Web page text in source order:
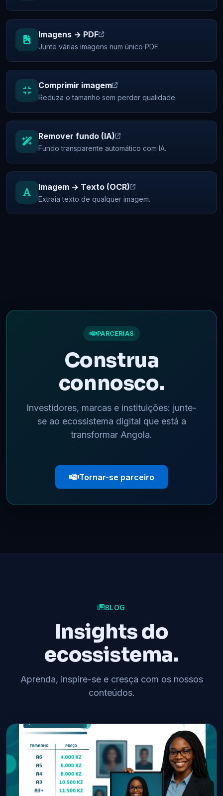
Imagens → PDF
Junte várias imagens num único PDF.
Comprimir imagem
Reduza o tamanho sem perder qualidade.
Remover fundo (IA)
Fundo transparente automático com IA.
Imagem → Texto (OCR)
Extraia texto de qualquer imagem.
PARCERIAS
Construa
connosco.
Investidores, marcas e instituições: junte-
se ao ecossistema digital que está a
transformar Angola.
Tornar-se parceiro
BLOG
Insights do
ecossistema.
Aprenda, inspire-se e cresça com os nossos
conteúdos.